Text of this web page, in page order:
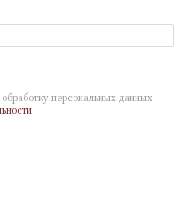
персональных данных